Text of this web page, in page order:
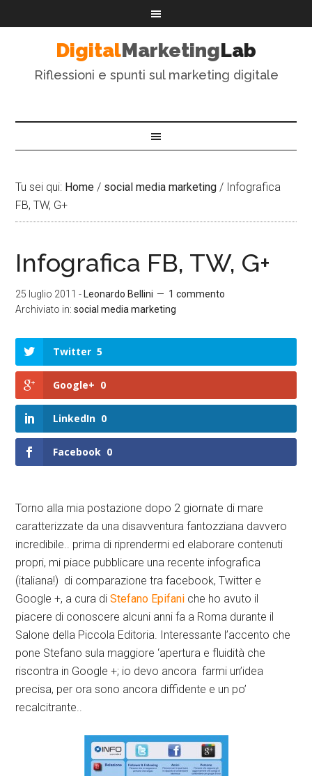
DigitalMarketingLab
Riflessioni e spunti sul marketing digitale
Tu sei qui: Home / social media marketing / Infografica
FB, TW, G+
Infografica FB, TW, G+
25 luglio 2011 - Leonardo Bellini
1 commento
Archiviato in:social media marketing
Twitter 5
Google+ 0
LinkedIn 0
Facebook 0
Torno alla mia postazione dopo 2 giornate di mare
caratterizzate da una disavventura fantozziana davvero
incredibile.. prima di riprendermi ed elaborare contenuti
propri, mi piace pubblicare una recente infografica
(italiana!) di comparazione tra facebook, Twitter e
Google +, a cura diStefano Epifani che ho avuto il
piacere di conoscere alcuni anni fa a Roma durante il
Salone della Piccola Editoria. Interessante l’accento che
pone Stefano sula maggiore ‘apertura e fluidità che
riscontra in Google +; io devo ancora farmi un’idea
precisa, per ora sono ancora diffidente e un po’
recalcitrante..